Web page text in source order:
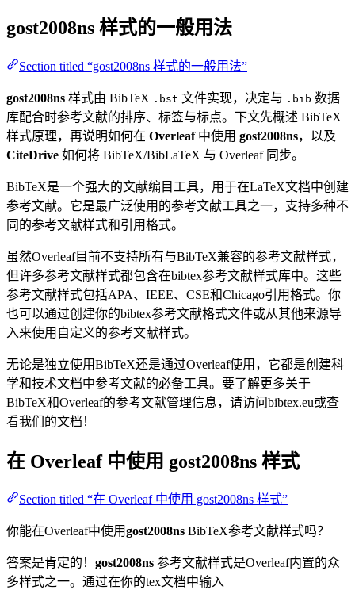
gost2008ns 样式的一般用法
Section titled “gost2008ns 样式的一般用法”
gost2008ns 样式由 BibTeX .bst 文件实现，决定与 .bib 数据
库配合时参考文献的排序、标签与标点。下文先概述 BibTeX
样式原理，再说明如何在 Overleaf中使用 gost2008ns，以及
CiteDrive 如何将 BibTeX/BibLaTeX 与 Overleaf 同步。
BibTeX是一个强大的文献编目工具，用于在LaTeX文档中创建
参考文献。它是最广泛使用的参考文献工具之一，支持多种不
同的参考文献样式和引用格式。
虽然Overleaf目前不支持所有与BibTeX兼容的参考文献样式，
但许多参考文献样式都包含在bibtex参考文献样式库中。这些
参考文献样式包括APA、IEEE、CSE和Chicago引用格式。你
也可以通过创建你的bibtex参考文献格式文件或从其他来源导
入来使用自定义的参考文献样式。
无论是独立使用BibTeX还是通过Overleaf使用，它都是创建科
学和技术文档中参考文献的必备工具。要了解更多关于
BibTeX和Overleaf的参考文献管理信息，请访问bibtex.eu或查
看我们的文档！
在 Overleaf 中使用 gost2008ns 样式
Section titled “在 Overleaf 中使用 gost2008ns 样式”
你能在Overleaf中使用gost2008ns BibTeX参考文献样式吗？
答案是肯定的！ gost2008ns 参考文献样式是Overleaf内置的众
多样式之一。通过在你的tex文档中输入